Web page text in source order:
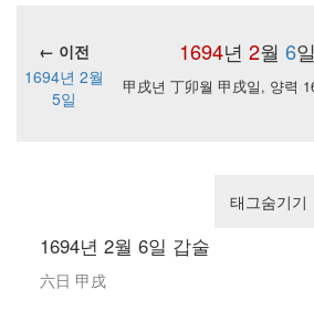
1694년 2월 6일
← 이전
1694년 2월
5일
甲戌년 丁卯월 甲戌일, 양력
태그숨기기
1694년 2월 6일 갑술
六日 甲戌